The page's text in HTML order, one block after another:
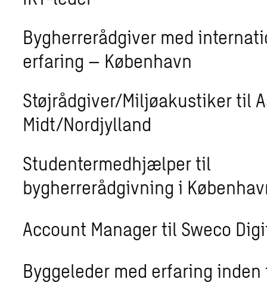
Bygherrerådgiver med
erfaring – København
Støjrådgiver/Miljøakustiker til
Midt/Nordjylland
Studentermedhjælper til
bygherrerådgivning i
Account Manager til Sweco
Byggeleder med erfaring